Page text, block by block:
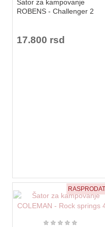
Šator za kampovanje
ROBENS - Challenger 2
17.800 rsd
★ ★ ★ ★ ★